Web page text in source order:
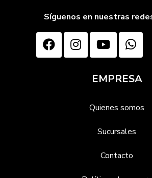
Síguenos en nuestras
EMPRESA
Quienes somos
Sucursales
Contacto